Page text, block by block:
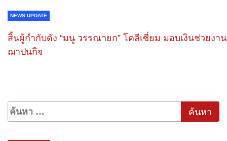
NEWS UPDATE
สิ้นผู้กำกับดัง “มนู วรรณายก” โคลีเซี่ยม มอบเงินช่วยงาน
ฌาปนกิจ